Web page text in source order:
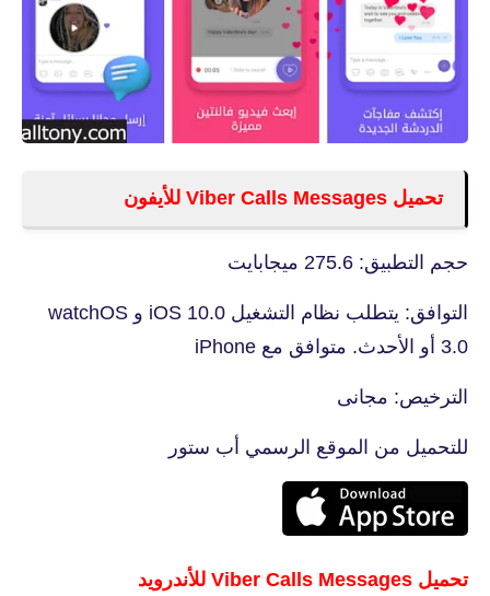
تحميل Viber Calls Messages للأيفون
حجم التطبيق: 275.6 ميجابايت
التوافق: يتطلب نظام التشغيل iOS 10.0 و watchOS
3.0 أو الأحدث. متوافق مع iPhone
الترخيص: مجانى
للتحميل من الموقع الرسمي أب ستور
تحميل Viber Calls Messages للأندرويد